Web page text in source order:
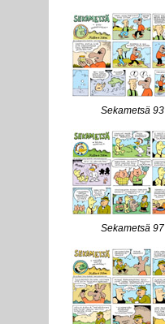
Sekametsä 93
Sekametsä 97